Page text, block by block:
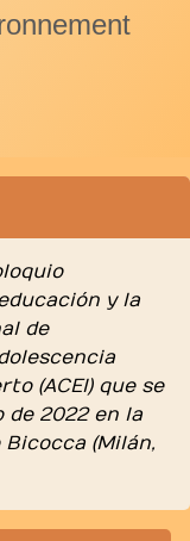
y la
de
(ACEI) que se
de 2022 en la
(Milán,